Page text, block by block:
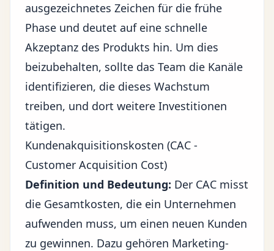
ausgezeichnetes Zeichen für die frühe
Phase und deutet auf eine schnelle
Akzeptanz des Produkts hin. Um dies
beizubehalten, sollte das Team die Kanäle
identifizieren, die dieses Wachstum
treiben, und dort weitere Investitionen
tätigen.
Kundenakquisitionskosten (CAC -
Customer Acquisition Cost)
Definition und Bedeutung: Der CAC misst
die Gesamtkosten, die ein Unternehmen
aufwenden muss, um einen neuen Kunden
zu gewinnen. Dazu gehören Marketing-